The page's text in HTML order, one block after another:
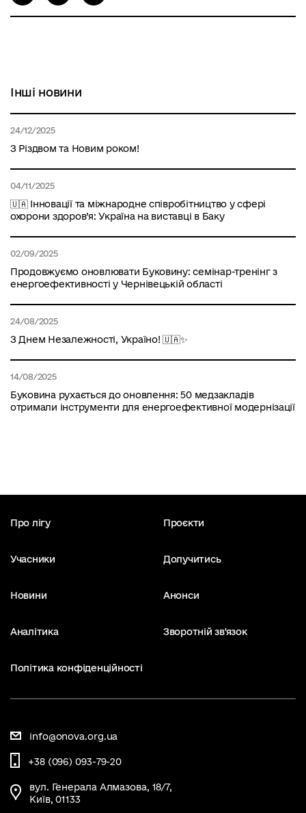
Інші новини
24/12/2025
З Різдвом та Новим роком!
04/11/2025
🇺🇦 Інновації та міжнародне співробітництво у сфері
охорони здоров’я: Україна на виставці в Баку
02/09/2025
Продовжуємо оновлювати Буковину: семінар-тренінг з
енергоефективності у Чернівецькій області
24/08/2025
З Днем Незалежності, Україно! 🇺🇦✨
14/08/2025
Буковина рухається до оновлення: 50 медзакладів
отримали інструменти для енергоефективної модернізації
Про лігу Проєкти
Учасники Долучитись
Новини Анонси
Аналітика Зворотній зв'язок
Політика конфіденційності
info@onova.org.ua
+38 (096) 093-79-20
вул. Генерала Алмазова, 18/7,
Київ, 01133